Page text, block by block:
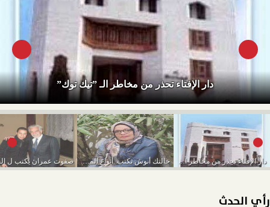
دار الإفتاء تحذر من مخاطر الـ ”تيك توك”
دار الإفتاء تحذر من مخاطر الـ ”تيك توك” خالتك أنوش تكتب..أنواع الموظفين وأنت وحظك
رأي الحدث